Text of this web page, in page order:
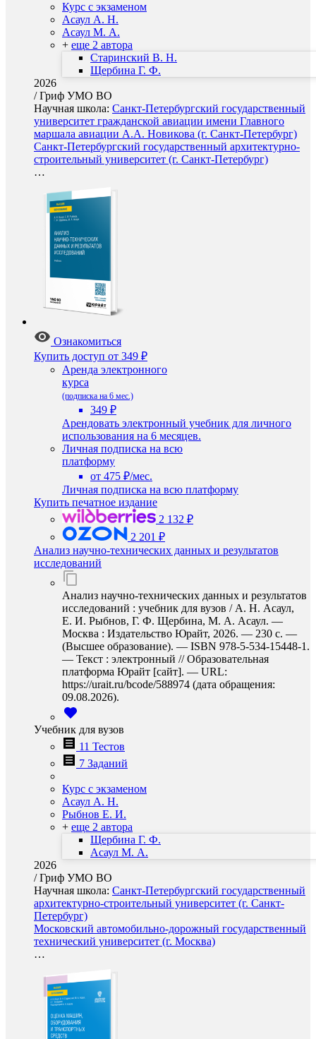
Курс с экзаменом
Асаул А. Н.
Асаул М. А.
+ еще 2 автора
Старинский В. Н.
Щербина Г. Ф.
2026
/Гриф УМО ВО
Научная школа: Санкт-Петербургский государственный
университет гражданской авиации имени Главного
маршала авиации А.А. Новикова (г. Санкт-Петербург)
Санкт-Петербургский государственный архитектурно-
строительный университет (г. Санкт-Петербург)
…
Ознакомиться
Купить доступ от 349 ₽
Аренда электронного
курса
(подписка на 6 мес.)
349 ₽
Арендовать электронный учебник для личного
использования на 6 месяцев.
Личная подписка на всю
платформу
от 475 ₽/мес.
Личная подписка на всю платформу
Купить печатное издание
2 132 ₽
2 201 ₽
Анализ научно-технических данных и результатов
исследований
Анализ научно-технических данных и результатов
исследований : учебник для вузов / А. Н. Асаул,
Е. И. Рыбнов, Г. Ф. Щербина, М. А. Асаул. —
Москва : Издательство Юрайт, 2026. — 230 с. —
(Высшее образование). — ISBN 978-5-534-15448-1.
— Текст : электронный // Образовательная
платформа Юрайт [сайт]. — URL:
https://urait.ru/bcode/588974 (дата обращения:
09.08.2026).
Учебник для вузов
11 Тестов
7 Заданий
Курс с экзаменом
Асаул А. Н.
Рыбнов Е. И.
+ еще 2 автора
Щербина Г. Ф.
Асаул М. А.
2026
/Гриф УМО ВО
Научная школа: Санкт-Петербургский государственный
архитектурно-строительный университет (г. Санкт-
Петербург)
Московский автомобильно-дорожный государственный
технический университет (г. Москва)
…